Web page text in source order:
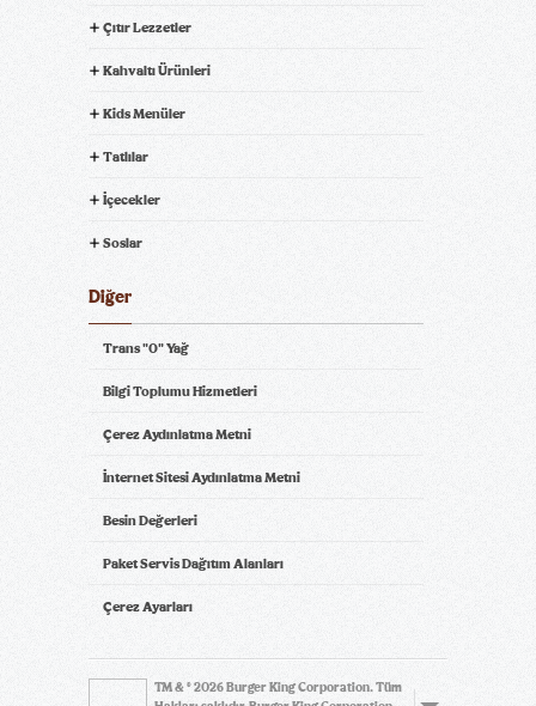
Çıtır Lezzetler
Kahvaltı Ürünleri
Kids Menüler
Tatlılar
İçecekler
Soslar
Diğer
Trans "0" Yağ
Bilgi Toplumu Hizmetleri
Çerez Aydınlatma Metni
İnternet Sitesi Aydınlatma Metni
Besin Değerleri
Paket Servis Dağıtım Alanları
Çerez Ayarları
TM & © 2026 Burger King Corporation. Tüm